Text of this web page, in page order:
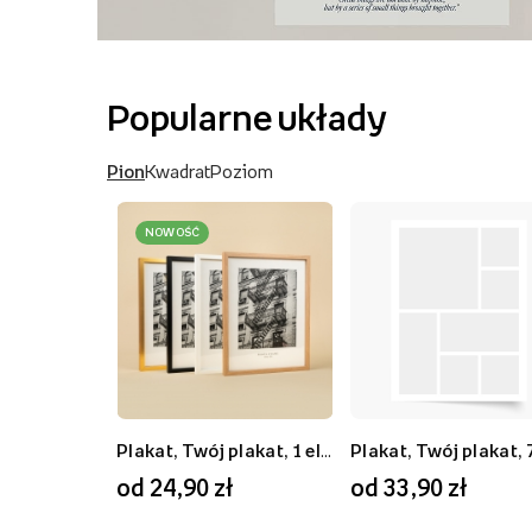
Popularne układy
PionKwadratPoziom
NOWOŚĆ
od 24,90 zł od 33,90 zł
od 59,90 zł od 89,90 zł
od 59,90 zł od 33,90 zł